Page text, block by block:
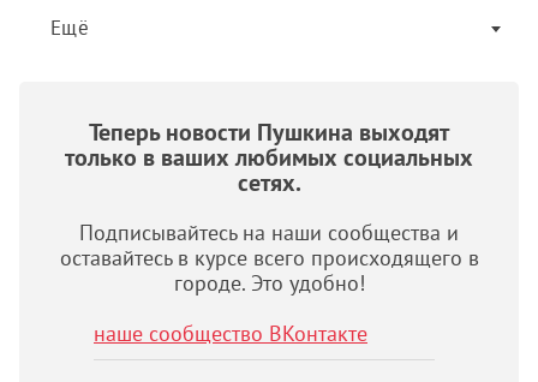
Ещё
Теперь новости Пушкина выходят
только в ваших любимых социальных
сетях.
Подписывайтесь на наши сообщества и
оставайтесь в курсе всего происходящего в
городе. Это удобно!
наше сообщество ВКонтакте